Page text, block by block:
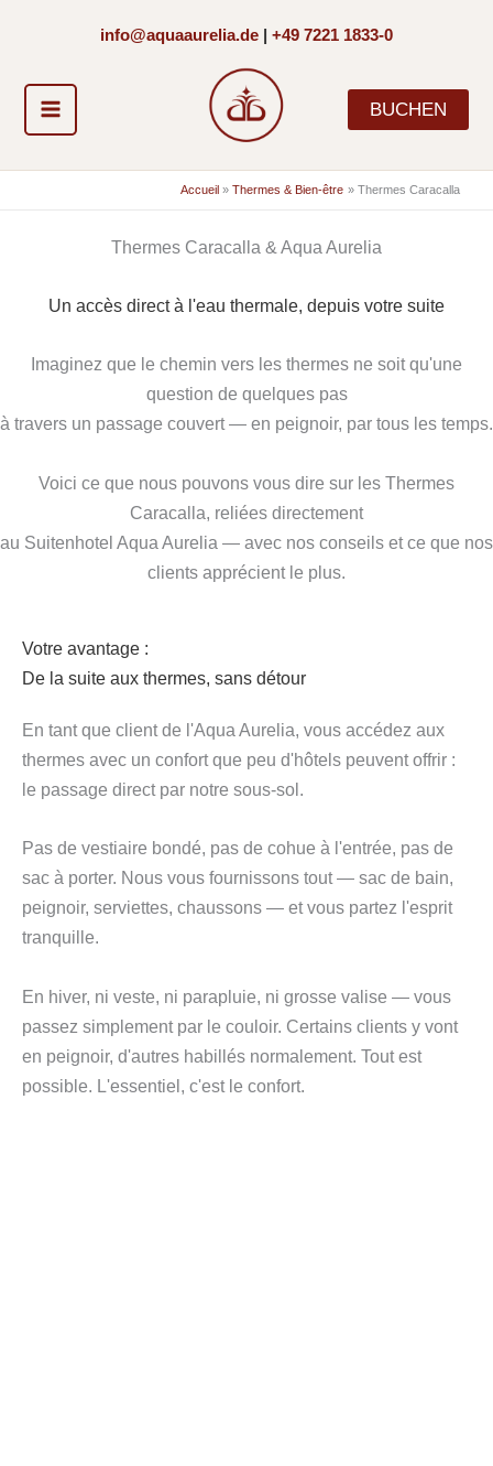
info@aquaaurelia.de +49 7221 1833-0
BUCHEN
Accueil Thermes & Bien-être Thermes Caracalla
Thermes Caracalla & Aqua Aurelia
Un accès direct à l'eau thermale, depuis votre suite
Imaginez que le chemin vers les thermes ne soit qu'une
question de quelques pas
à travers un passage couvert — en peignoir, par tous les temps.
Voici ce que nous pouvons vous dire sur les Thermes
Caracalla, reliées directement
au Suitenhotel Aqua Aurelia — avec nos conseils et ce que nos
clients apprécient le plus.
Votre avantage :
De la suite aux thermes, sans détour
En tant que client de l'Aqua Aurelia, vous accédez aux
thermes avec un confort que peu d'hôtels peuvent offrir :
le passage direct par notre sous-sol.
Pas de vestiaire bondé, pas de cohue à l'entrée, pas de
sac à porter. Nous vous fournissons tout — sac de bain,
peignoir, serviettes, chaussons — et vous partez l'esprit
tranquille.
En hiver, ni veste, ni parapluie, ni grosse valise — vous
passez simplement par le couloir. Certains clients y vont
en peignoir, d'autres habillés normalement. Tout est
possible. L'essentiel, c'est le confort.